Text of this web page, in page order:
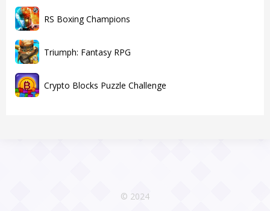
RS Boxing Champions
Triumph: Fantasy RPG
Crypto Blocks Puzzle Challenge
© 2024